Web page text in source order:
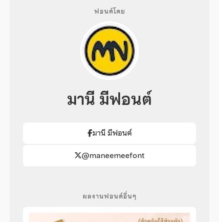
ฟอนต์โดย
มานี มีฟอนต์
มานี มีฟอนต์
@maneemeefont
ผลงานฟอนต์อื่นๆ